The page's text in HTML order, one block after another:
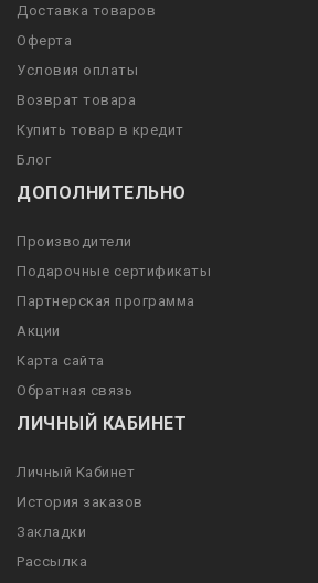
Доставка товаров
Оферта
Условия оплаты
Возврат товара
Купить товар в кредит
Блог
ДОПОЛНИТЕЛЬНО
Производители
Подарочные сертификаты
Партнерская программа
Акции
Карта сайта
Обратная связь
ЛИЧНЫЙ КАБИНЕТ
Личный Кабинет
История заказов
Закладки
Рассылка